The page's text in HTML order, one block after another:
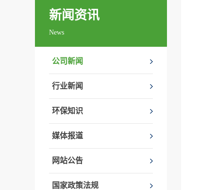
新闻资讯
News
公司新闻
行业新闻
环保知识
媒体报道
网站公告
国家政策法规